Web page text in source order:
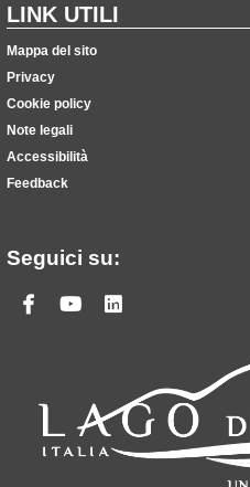
LINK UTILI
Mappa del sito
Privacy
Cookie policy
Note legali
Accessibilità
Feedback
Seguici su:
Facebook
Youtube